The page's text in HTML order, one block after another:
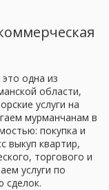
одна из
области,
услуги на
мурманчанам в
покупка и
выкуп квартир,
торгового и
услуги по
сделок.